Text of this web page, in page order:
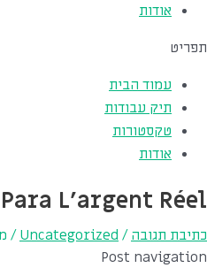
אודות
תפריט
עמוד הבית
תיק עבודות
טקסטורות
אודות
L'argent Réel
כתיבת תגובה /
Uncategorized
/
Post navigation